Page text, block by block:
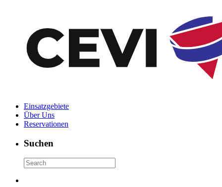
Einsatzgebiete
Über Uns
Reservationen
Suchen